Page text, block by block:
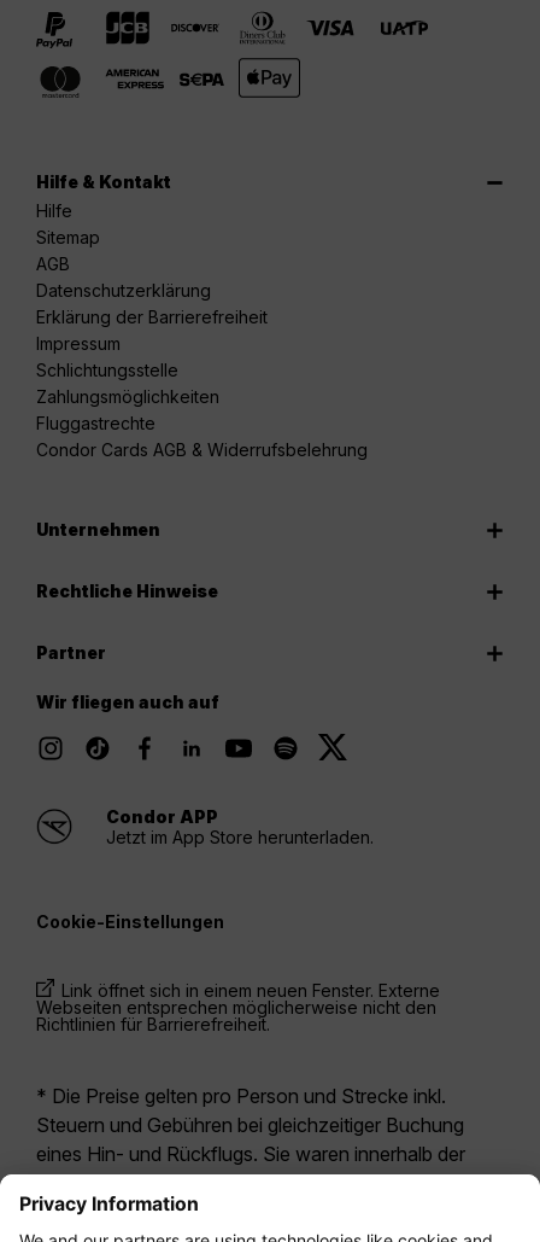
Hilfe & Kontakt
Hilfe
Sitemap
AGB
Datenschutzerklärung
Erklärung der Barrierefreiheit
Impressum
Schlichtungsstelle
Zahlungsmöglichkeiten
Fluggastrechte
Condor Cards AGB & Widerrufsbelehrung
Unternehmen
Rechtliche Hinweise
Partner
Wir fliegen auch auf
Condor APP
Jetzt im App Store herunterladen.
Cookie-Einstellungen
Link öffnet sich in einem neuen Fenster. Externe
Webseiten entsprechen möglicherweise nicht den
Richtlinien für Barrierefreiheit.
* Die Preise gelten pro Person und Strecke inkl.
Steuern und Gebühren bei gleichzeitiger Buchung
eines Hin- und Rückflugs. Sie waren innerhalb der
möglicherweise nicht mehr aktuell. Bei den für die